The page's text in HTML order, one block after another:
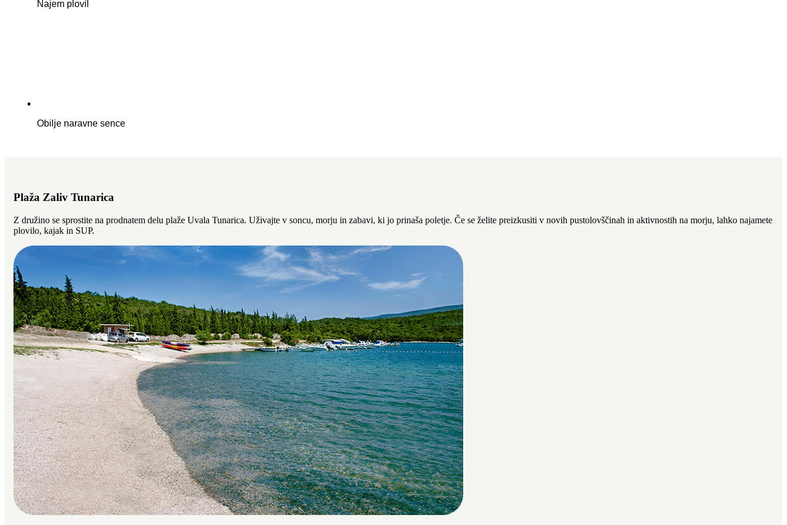
Najem plovil
Obilje naravne sence
Plaža Zaliv Tunarica
Z družino se sprostite na prodnatem delu plaže Uvala Tunarica. Uživajte v soncu, morju in zabavi, ki jo prinaša poletje. Če se želite preizkusiti v novih pustolovščinah in aktivnostih na morju, lahko najamete
plovilo, kajak in SUP.